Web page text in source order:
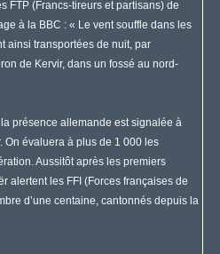
FTP (Francs-tireurs et partisans) de
à la BBC : « Le vent souffle dans les
ainsi transportées de nuit, par
de Kervir, dans un fossé au nord-
présence allemande est signalée à
On évaluera à plus de 1 000 les
Aussitôt après les premiers
alertent les FFI (Forces françaises de
d’une centaine, cantonnés depuis la